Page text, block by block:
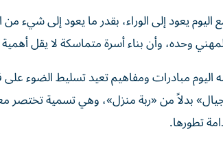
اليوم يعود إلى الوراء، بقدر ما يعود إلى شيء
وحده، وأن بناء أسرة متماسكة لا يقل
مبادرات ومفاهيم تعيد تسليط الضوء
بدلاً من «ربة منزل»، وهي تسمية تختصر
تطورها.